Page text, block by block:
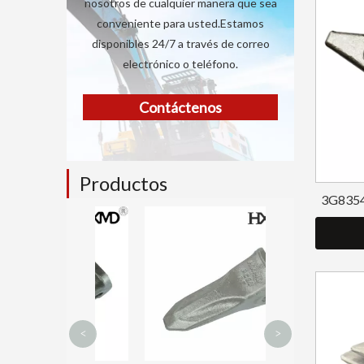
nosotros de cualquier manera que sea
conveniente para usted.Estamos
disponibles 24/7 a través de correo
electrónico o teléfono.
Contáctenos
Productos
Rodillo de
Yanmar VIO30
< >